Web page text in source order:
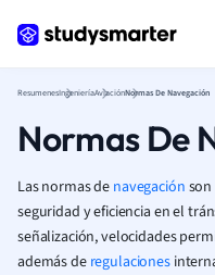
ResumenesIngenieríaAviaciónNormas De Navegación
Normas De
Las normas de navegación
seguridad y eficiencia en el
señalización, velocidades
además de regulaciones